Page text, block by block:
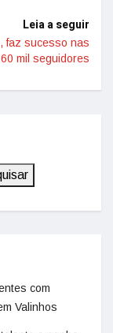
Leia a seguir
faz sucesso nas
mil seguidores
com
Valinhos